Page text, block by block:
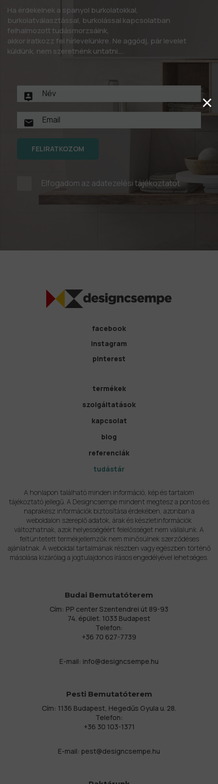
Ha érdekelnek a spanyol burkolatokkal,
burkolatválasztással, burkolással kapcsolatban
felhalmozott tudásmorzsáink,
akkor iratkozz fel hírlevelünkre. Ne aggódj, pár levelet
küldünk, nem szeretnénk untatni….
FELIRATKOZOM
Elfogadom az adatezelési tájékoztatót
facebook
instagram
pinterest
termékek
szolgáltatások
kapcsolat
blog
referenciák
tudástár
A honlapon található minden információ, kép és tartalom
tájékoztató jellegű. A Designcsempe mindent megtesz a pontos és
naprakész információk biztosítása érdekében, azonban a
weboldalon szereplő adatok, árak és készletinformációk
változhatnak, azok helyességéért felelősséget nem vállalunk. A
feltüntetett termékjellemzők nem minősülnek szerződéses
ajánlatnak. A weboldal tartalmának részben vagy egészben történő
másolása kizárólag a jogtulajdonos írásos engedélyével lehetséges.
Budai Bemutatóterem
Cím: PP center Szentendrei út 89-93
74. épület. 1033 Budapest
Telefon:
+36 70 627-7739
E-mail: info@designcsempe.hu
Pesti Bemutatóterem
Cím: 1136 Budapest, Hegedűs Gyula u. 28.
Telefon:
+36 30 103-1371
E-mail: pest@designcsempe.hu
×